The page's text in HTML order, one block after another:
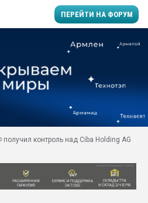
ПЕРЕЙТИ НА ФОРУМ
производство SPC
заводу пластмасс"
Помощь в подборе
Вакуум-формовочные
ближайшее
Подмосковье, Москва
контроль над Ciba Holding AG